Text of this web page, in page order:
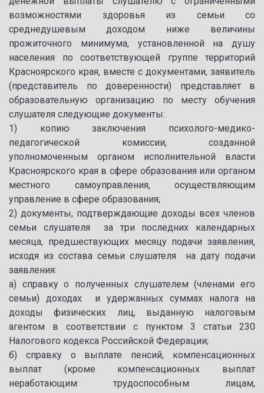
возможностями здоровья из семьи со
среднедушевым доходом ниже величины
прожиточного минимума, установленной на душу
населения по соответствующей группе территорий
Красноярского края, вместе с документами, заявитель
(представитель по доверенности) представляет в
образовательную организацию по месту обучения
слушателя следующие документы:
1) копию заключения психолого-медико-
педагогической комиссии, созданной
уполномоченным органом исполнительной власти
Красноярского края в сфере образования или органом
местного самоуправления, осуществляющим
управление в сфере образования;
2) документы, подтверждающие доходы всех членов
семьи слушателя за три последних календарных
месяца, предшествующих месяцу подачи заявления,
исходя из состава семьи слушателя на дату подачи
заявления:
а) справку о полученных слушателем (членами его
семьи) доходах и удержанных суммах налога на
доходы физических лиц, выданную налоговым
агентом в соответствии с пунктом 3 статьи 230
Налогового кодекса Российской Федерации;
б) справку о выплате пенсий, компенсационных
выплат (кроме компенсационных выплат
неработающим трудоспособным лицам,